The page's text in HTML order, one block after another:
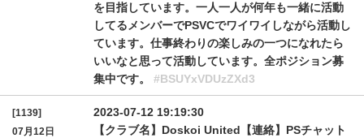
を目指しています。一人一人が何年も一緒に活動
してるメンバーでPSVCでワイワイしながら活動し
ています。仕事終わりの楽しみの一つになれたら
いいなと思って活動しています。全ポジション募
集中です。 #BSUYxVDUzZXd3
[1139]
07月12日
2023-07-12 19:19:30
【クラブ名】Doskoi United【連絡】PSチャット